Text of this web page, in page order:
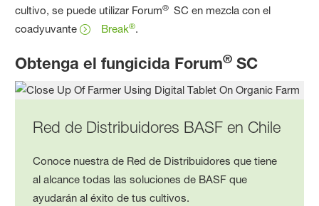
cultivo, se puede utilizar Forum® SC en mezcla con el
coadyuvante
Break®.
Obtenga el fungicida Forum® SC
Red de Distribuidores BASF en Chile
Conoce nuestra de Red de Distribuidores que tiene
al alcance todas las soluciones de BASF que
ayudarán al éxito de tus cultivos.